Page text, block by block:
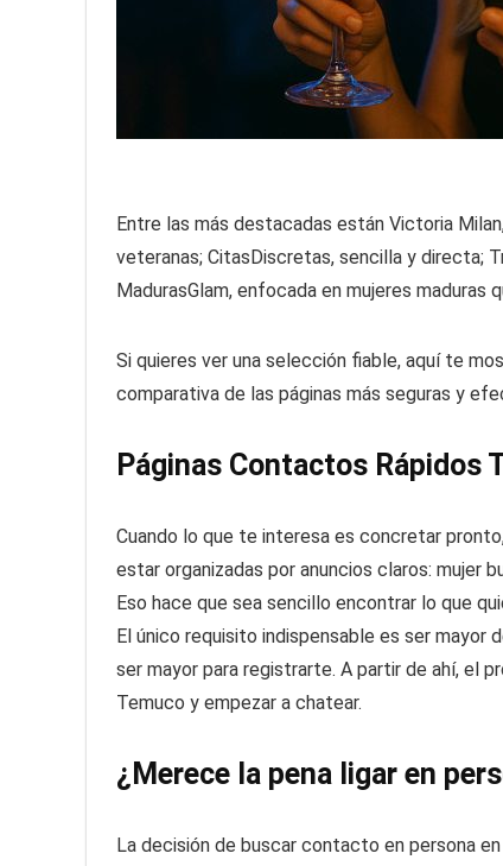
Entre las más destacadas están Victoria
veteranas; CitasDiscretas, sencilla y directa;
MadurasGlam, enfocada en mujeres maduras
Si quieres ver una selección fiable, aquí te
comparativa de las páginas más seguras y
Páginas Contactos Rápidos
Cuando lo que te interesa es concretar
estar organizadas por anuncios claros: mujer
Eso hace que sea sencillo encontrar lo que
El único requisito indispensable es ser
ser mayor para registrarte. A partir de ahí, el
Temuco y empezar a chatear.
¿Merece la pena ligar en
La decisión de buscar contacto en persona